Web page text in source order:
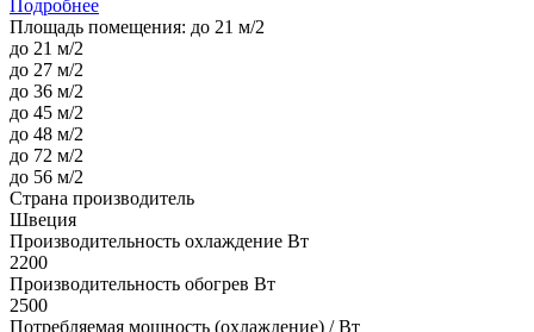
Подробнее
Площадь помещения: до 21 м/2
до 21 м/2
до 27 м/2
до 36 м/2
до 45 м/2
до 48 м/2
до 72 м/2
до 56 м/2
Страна производитель
Швеция
Производительность охлаждение Вт
2200
Производительность обогрев Вт
2500
Потребляемая мощность (охлаждение) / Вт